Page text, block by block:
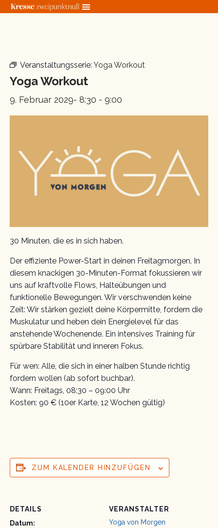
Zum
Veranstaltungsserie: Yoga Workout
Yoga Workout
9. Februar 2029- 8:30 - 9:00
30 Minuten, die es in sich haben.
Der effiziente Power-Start in deinen Freitagmorgen. In
diesem knackigen 30-Minuten-Format fokussieren wir
uns auf kraftvolle Flows, Halteübungen und
funktionelle Bewegungen. Wir verschwenden keine
Zeit: Wir stärken gezielt deine Körpermitte, fordern die
Muskulatur und heben dein Energielevel für das
anstehende Wochenende. Ein intensives Training für
spürbare Stabilität und inneren Fokus.
Für wen: Alle, die sich in einer halben Stunde richtig
fordern wollen (ab sofort buchbar).
Wann: Freitags, 08:30 – 09:00 Uhr
Kosten: 90 € (10er Karte, 12 Wochen gültig)
ZUM KALENDER HINZUFÜGEN
DETAILS
Datum:
VERANSTALTER
Yoga von Morgen